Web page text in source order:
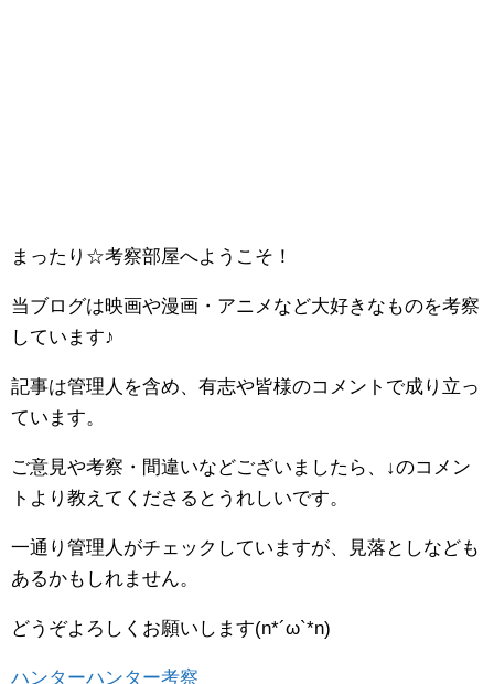
まったり☆考察部屋へようこそ！
当ブログは映画や漫画・アニメなど大好きなものを考察
しています♪
記事は管理人を含め、有志や皆様のコメントで成り立っ
ています。
ご意見や考察・間違いなどございましたら、↓のコメン
トより教えてくださるとうれしいです。
一通り管理人がチェックしていますが、見落としなども
あるかもしれません。
どうぞよろしくお願いします(n*´ω`*n)
ハンターハンター考察